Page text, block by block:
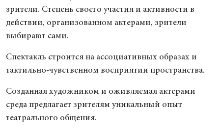
зрители. Степень своего участия и активности в
действии, организованном актерами, зрители
выбирают сами.
Спектакль строится на ассоциативных образах и
тактильно-чувственном восприятии пространства.
Созданная художником и оживляемая актерами
среда предлагает зрителям уникальный опыт
театрального общения.